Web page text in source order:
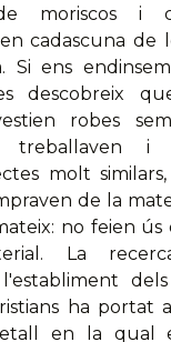
moriscos i
cadascuna de
Si ens
descobreix
robes
treballaven i
molt
de la
no feien ús
La
ha portat
en la qual